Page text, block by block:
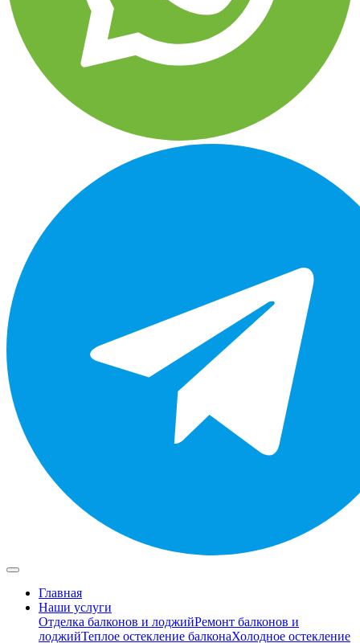
Главная
Наши услуги
Отделка балконов и лоджийРемонт балконов и
лоджийТеплое остекление балконаХолодное остекление